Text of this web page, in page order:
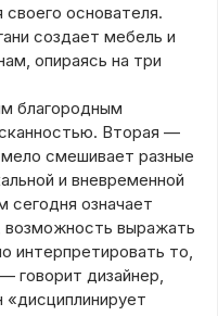
основателя.
создает мебель и
опираясь на три
благородным
Вторая —
смешивает разные
и вневременной
означает
возможность выражать
интерпретировать то,
говорит дизайнер,
«дисциплинирует